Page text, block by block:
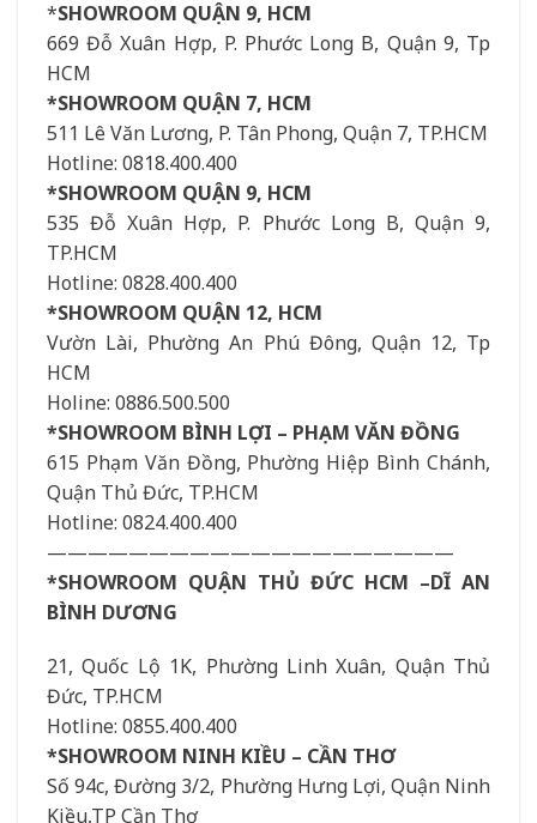
*SHOWROOM QUẬN 9, HCM
669 Đỗ Xuân Hợp, P. Phước Long B, Quận 9, Tp
HCM
*SHOWROOM QUẬN 7, HCM
511 Lê Văn Lương, P. Tân Phong, Quận 7, TP.HCM
Hotline: 0818.400.400
*SHOWROOM QUẬN 9, HCM
535 Đỗ Xuân Hợp, P. Phước Long B, Quận 9,
TP.HCM
Hotline: 0828.400.400
*SHOWROOM QUẬN 12, HCM
Vườn Lài, Phường An Phú Đông, Quận 12, Tp
HCM
Holine: 0886.500.500
*SHOWROOM BÌNH LỢI – PHẠM VĂN ĐỒNG
615 Phạm Văn Đồng, Phường Hiệp Bình Chánh,
Quận Thủ Đức, TP.HCM
Hotline: 0824.400.400
————————————————————
*SHOWROOM QUẬN THỦ ĐỨC HCM –DĨ AN
BÌNH DƯƠNG
21, Quốc Lộ 1K, Phường Linh Xuân, Quận Thủ
Đức, TP.HCM
Hotline: 0855.400.400
*SHOWROOM NINH KIỀU – CẦN THƠ
Số 94c, Đường 3/2, Phường Hưng Lợi, Quận Ninh
Kiều,TP Cần Thơ